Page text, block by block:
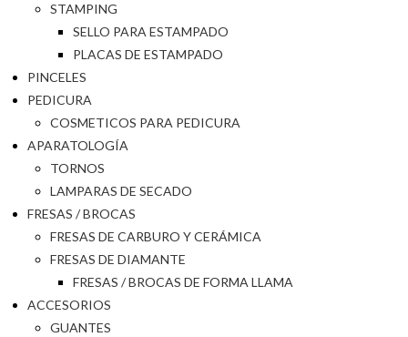
STAMPING
SELLO PARA ESTAMPADO
PLACAS DE ESTAMPADO
PINCELES
PEDICURA
COSMETICOS PARA PEDICURA
APARATOLOGÍA
TORNOS
LAMPARAS DE SECADO
FRESAS / BROCAS
FRESAS DE CARBURO Y CERÁMICA
FRESAS DE DIAMANTE
FRESAS / BROCAS DE FORMA LLAMA
ACCESORIOS
GUANTES